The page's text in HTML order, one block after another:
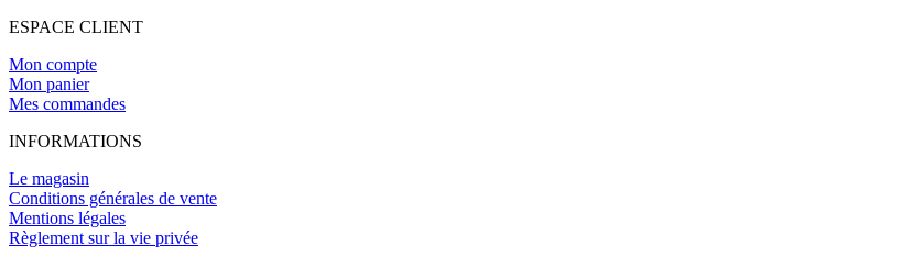
ESPACE CLIENT
Mon compte
Mon panier
Mes commandes
INFORMATIONS
Le magasin
Conditions générales de vente
Mentions légales
Règlement sur la vie privée